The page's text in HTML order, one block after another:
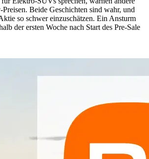
Beide Geschichten sind wahr, und
so schwer einzuschätzen. Ein Ansturm
der ersten Woche nach Start des Pre-Sale